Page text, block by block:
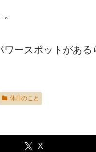
ワースポットがある
休日のこと
X